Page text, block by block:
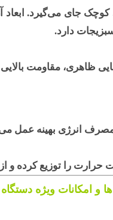
جای می‌گیرد.
دارد.
ظاهری، مقاومت
انرژی بهینه عمل
حرارت را توزیع کرده
و امکانات ویژه دستگاه